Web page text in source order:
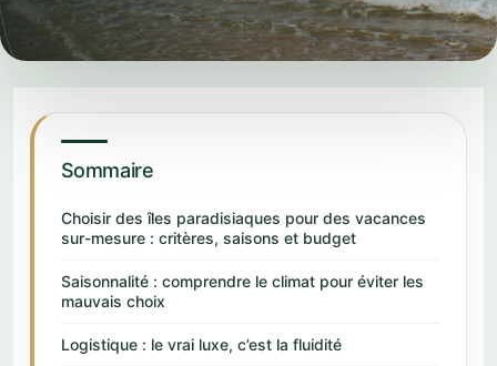
Sommaire
Choisir des îles paradisiaques pour des vacances
sur-mesure : critères, saisons et budget
Saisonnalité : comprendre le climat pour éviter les
mauvais choix
Logistique : le vrai luxe, c’est la fluidité